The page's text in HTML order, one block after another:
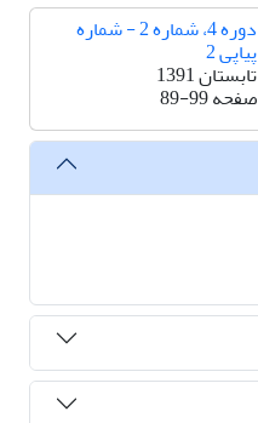
دوره 4، شماره 2 - شماره
پیاپی 2
تابستان 1391
صفحه89-99